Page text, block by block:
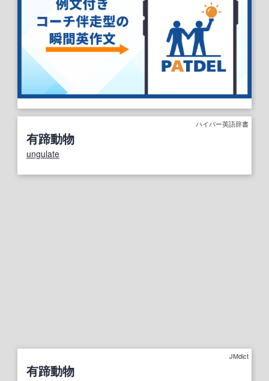
ハイパー英語辞書
有蹄動物
ungulate
JMdict
有蹄動物